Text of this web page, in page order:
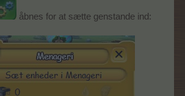
åbnes for at sætte genstande ind: